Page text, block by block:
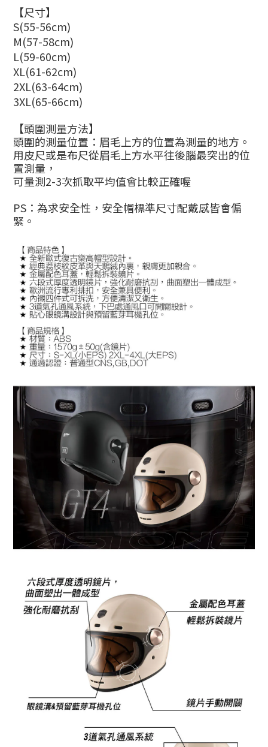
【尺寸】
S(55-56cm)
M(57-58cm)
L(59-60cm)
XL(61-62cm)
2XL(63-64cm)
3XL(65-66cm)
【頭圍測量方法】
頭圍的測量位置：眉毛上方的位置為測量的地方。
用皮尺或是布尺從眉毛上方水平往後腦最突出的位
置測量，
可量測2-3次抓取平均值會比較正確喔
PS：為求安全性，安全帽標準尺寸配戴感皆會偏
緊。